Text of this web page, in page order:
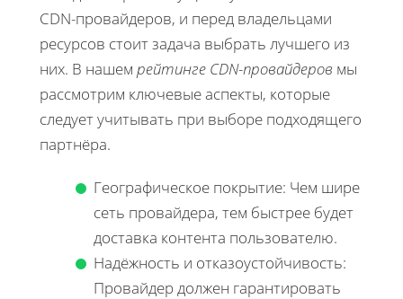
CDN-провайдеров, и перед владельцами
ресурсов стоит задача выбрать лучшего из
них. В нашем рейтинге CDN-провайдеров мы
рассмотрим ключевые аспекты, которые
следует учитывать при выборе подходящего
партнёра.
Географическое покрытие: Чем шире
сеть провайдера, тем быстрее будет
доставка контента пользователю.
Надёжность и отказоустойчивость:
Провайдер должен гарантировать